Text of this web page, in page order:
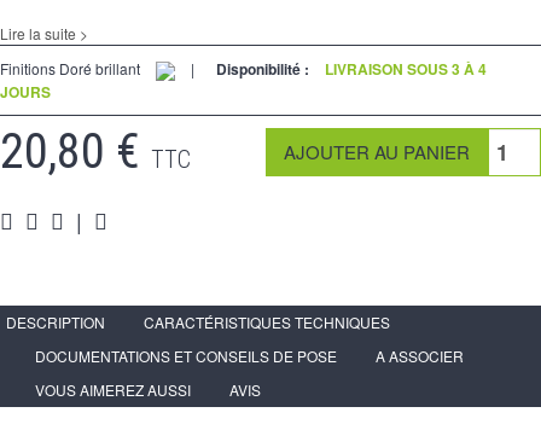
Pièces
Supports
Espace PRO
Lire la suite >
Finitions Doré brillant
| Disponibilité :
LIVRAISON SOUS 3 À 4
JOURS
20,80 € TTC
|
DESCRIPTION
CARACTÉRISTIQUES TECHNIQUES
DOCUMENTATIONS ET CONSEILS DE POSE
A ASSOCIER
VOUS AIMEREZ AUSSI
AVIS